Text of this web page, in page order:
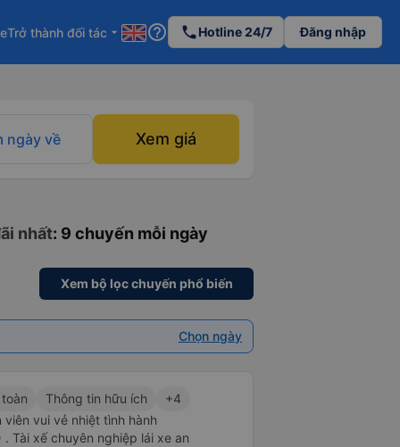
Trở thành đối tác arrow_drop_down help_outline phoneHotline 24/7 Đăng nhập
ngày về Xem giá
nhất: 9 chuyến mỗi ngày
Xem bộ lọc chuyến phổ biến
Chọn ngày
Thông tin hữu ích
+4
vui vẻ nhiệt tình hành
Tài xế chuyên nghiệp lái xe an